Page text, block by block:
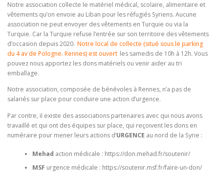
Notre association collecte le matériel médical, scolaire, alimentaire et
vêtements qu’on envoie au Liban pour les réfugiés Syriens. Aucune
association ne peut envoyer des vêtements en Turquie ou via la
Turquie. Car la Turquie refuse l’entrée sur son territoire des vêtements
d’occasion depuis 2020. Notre local de collecte (situé sous le parking
du 4 av de Pologne. Rennes) est ouvert les samedis de 10h à 12h. Vous
pouvez nous apportez les dons matériels ou venir aider au tri
emballage.
Notre association, composée de bénévoles à Rennes, n’a pas de
salariés sur place pour conduire une action d’urgence.
Par contre, il existe des associations partenaires avec qui nous avons
travaillé et qui ont des équipes sur place, qui reçoivent les dons en
numéraire pour mener leurs actions d’URGENCE au nord de la Syrie :
Mehad action médicale : https://don.mehad.fr/soutenir/
MSF urgence médicale : https://soutenir.msf.fr/faire-un-don/